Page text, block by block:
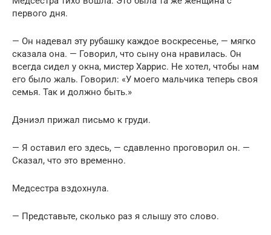
первого дня.
— Он надевал эту рубашку каждое воскресенье, — мягко
сказала она. — Говорил, что сыну она нравилась. Он
всегда сидел у окна, мистер Харрис. Не хотел, чтобы нам
его было жаль. Говорил: «У моего мальчика теперь своя
семья. Так и должно быть.»
Дэниэл прижал письмо к груди.
— Я оставил его здесь, — сдавленно проговорил он. —
Сказал, что это временно.
Медсестра вздохнула.
— Представьте, сколько раз я слышу это слово.